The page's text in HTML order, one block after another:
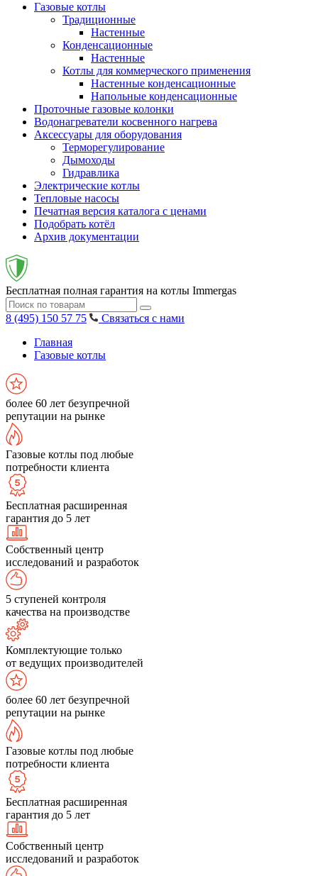
Газовые котлы
Традиционные
Настенные
Конденсационные
Настенные
Котлы для коммерческого применения
Настенные конденсационные
Напольные конденсационные
Проточные газовые колонки
Водонагреватели косвенного нагрева
Аксессуары для оборудования
Терморегулирование
Дымоходы
Гидравлика
Электрические котлы
Тепловые насосы
Печатная версия каталога с ценами
Подобрать котёл
Архив документации
Бесплатная полная гарантия на котлы Immergas
8 (495) 150 57 75
Связаться с нами
Главная
Газовые котлы
более 60 лет безупречной
репутации на рынке
Газовые котлы под любые
потребности клиента
Бесплатная расширенная
гарантия до 5 лет
Собственный центр
исследований и разработок
5 ступеней контроля
качества на производстве
Комплектующие только
от ведущих производителей
более 60 лет безупречной
репутации на рынке
Газовые котлы под любые
потребности клиента
Бесплатная расширенная
гарантия до 5 лет
Собственный центр
исследований и разработок